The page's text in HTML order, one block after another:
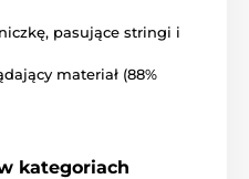
pasujące stringi i
materiał (88%
kategoriach